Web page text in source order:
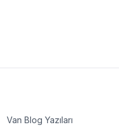
Van Blog Yazıları